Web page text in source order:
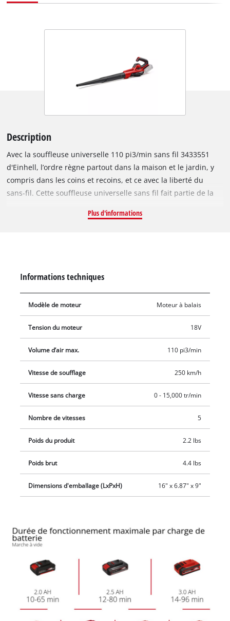
Description
Avec la souffleuse universelle 110 pi3/min sans fil 3433551
d'Einhell, l’ordre règne partout dans la maison et le jardin, y
compris dans les coins et recoins, et ce avec la liberté du
sans-fil. Cette souffleuse universelle sans fil fait partie de la
batteries de la gamme PXC sont compatibles avec plus de
tube long, comme souffleuse pour l’atelier avec le tube
intermédiaire ou comme allume-barbecue avec le tube court
et précis. Le contrôle de vitesse électronique permet une
assure une bonne préhension et une utilisation sans effort. Le
support mural intégré facilite le rangement. Une batterie
2,5 Ah ou supérieure est conseillée pour une performance
optimale. L’appareil est vendu sans batterie ni chargeur : ces
accessoires sont disponibles séparément.
Plus d'informations
Informations techniques
Modèle de moteur Moteur à balais
Tension du moteur 18V
Volume d’air max. 110 pi3/min
Vitesse de soufflage 250 km/h
Vitesse sans charge 0 - 15,000 tr/min
Nombre de vitesses 5
Poids du produit 2.2 lbs
Poids brut 4.4 lbs
Dimensions d'emballage (LxPxH) 16" x 6.87" x 9"